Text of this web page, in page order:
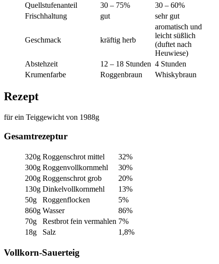
Quellstufenanteil
30 – 75%
30 – 60%
Frischhaltung
gut sehr gut
Geschmack kräftig herb
aromatisch und
leicht süßlich
(duftet nach
Heuwiese)
Abstehzeit
12 – 18 Stunden 4 Stunden
Krumenfarbe
Roggenbraun Whiskybraun
Rezept
für ein Teiggewicht von 1988g
Gesamtrezeptur
320g Roggenschrot mittel
32%
300g Roggenvollkornmehl
30%
200g Roggenschrot grob
20%
130g Dinkelvollkornmehl
13%
50g
Roggenflocken
5%
860g Wasser
86%
70g
Restbrot fein vermahlen 7%
18g
Salz 1,8%
Vollkorn-Sauerteig